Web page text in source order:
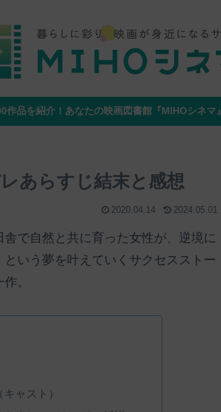
作品を紹介！あなたの映画図書館『MIHOシネマ』
あらすじ結末と感想
2020.04.14 2024.05.01
で自然と共に育った女性が、逆境に
いう夢を叶えていくサクセスストー
。
ャスト）